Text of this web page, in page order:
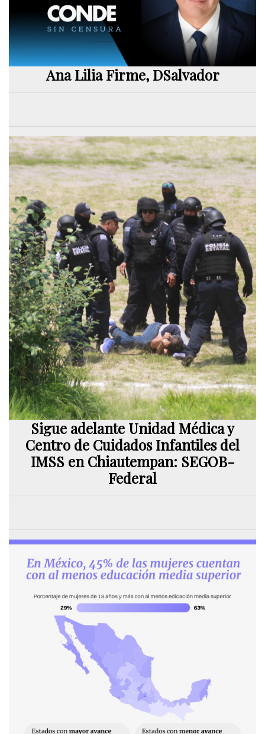
Ana Lilia Firme, DSalvador
Sigue adelante Unidad Médica y
Centro de Cuidados Infantiles del
IMSS en Chiautempan: SEGOB-
Federal